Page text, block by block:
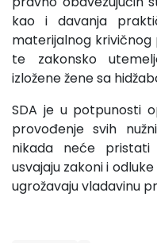
kao i davanja
materijalnog
te zakonsko
izložene žene sa
SDA je u potpunosti
provođenje svih
nikada neće
usvajaju zakoni i
ugrožavaju vladavinu